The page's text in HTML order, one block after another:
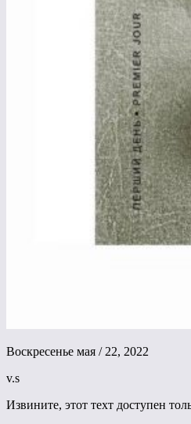
Воскресенье мая / 22, 2022
v.s
Извините, этот техт доступен